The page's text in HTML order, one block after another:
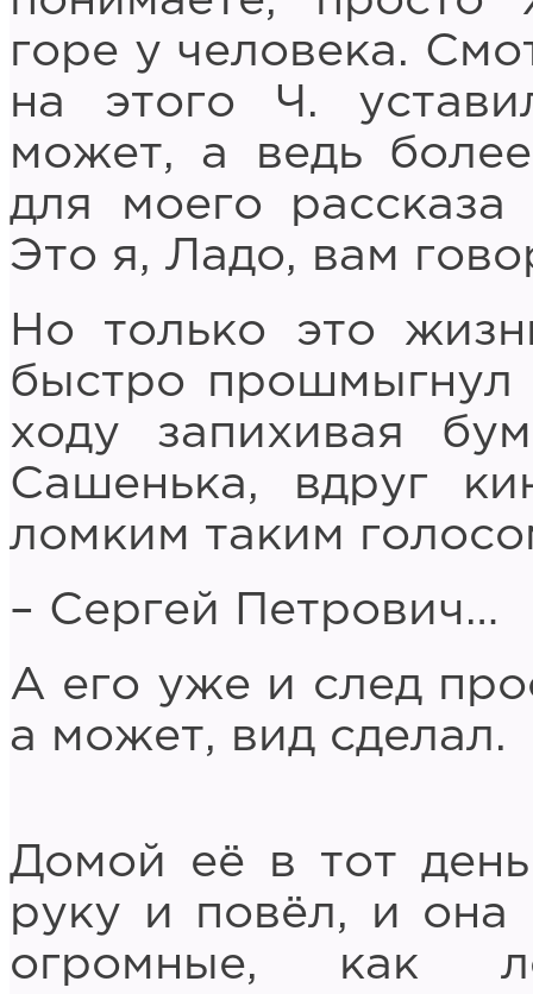
горе у человека.
на этого Ч.
может, а ведь
для моего
Это я, Ладо, вам
Но только это
быстро
ходу запихивая
Сашенька, вдруг
ломким таким
– Сергей Петрович…
А его уже и след
а может, вид сделал.
Домой её в тот
руку и повёл, и
огромные, как